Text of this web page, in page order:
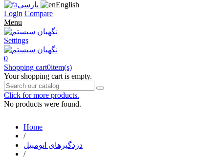
پارسی
English
Login Compare
Menu
Settings
0
Shopping cart0item(s)
Your shopping cart is empty.
Click for more products.
No products were found.
Home
/
دزدگیرهای اتومبیل
/